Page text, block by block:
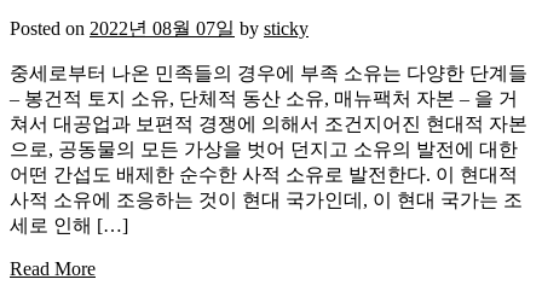
Posted on 2022년 08월 07일 by sticky
중세로부터 나온 민족들의 경우에 부족 소유는 다양한 단계들
– 봉건적 토지 소유, 단체적 동산 소유, 매뉴팩처 자본 – 을 거
쳐서 대공업과 보편적 경쟁에 의해서 조건지어진 현대적 자본
으로, 공동물의 모든 가상을 벗어 던지고 소유의 발전에 대한
어떤 간섭도 배제한 순수한 사적 소유로 발전한다. 이 현대적
사적 소유에 조응하는 것이 현대 국가인데, 이 현대 국가는 조
세로 인해 […]
Read More